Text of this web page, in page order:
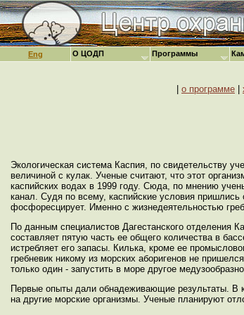
Eng
о программе
Экологическая система Каспия, по свидетельству
величиной с кулак. Ученые считают, что этот
каспийских водах в 1999 году. Сюда, по мнению
канал. Судя по всему, каспийские условия
фосфоресцирует. Именно с жизнедеятельностью
По данным специалистов Дагестанского отделения
составляет пятую часть ее общего количества в
истребляет его запасы. Килька, кроме ее
гребневик никому из морских аборигенов не
только один - запустить в море другое
Первые опыты дали обнадеживающие результаты. В
на другие морские организмы. Ученые планируют
О ЦОДП Программы